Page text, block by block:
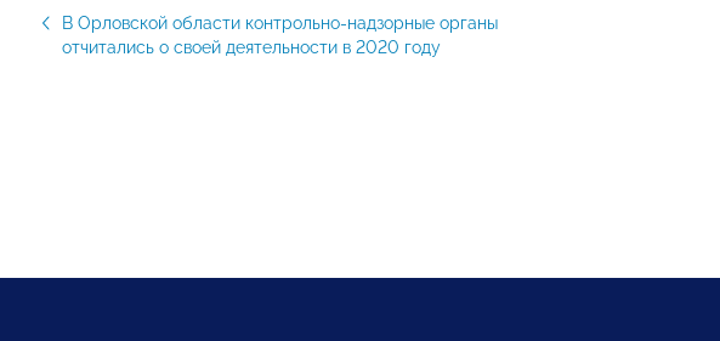
В Орловской области контрольно-надзорные органы
отчитались о своей деятельности в 2020 году